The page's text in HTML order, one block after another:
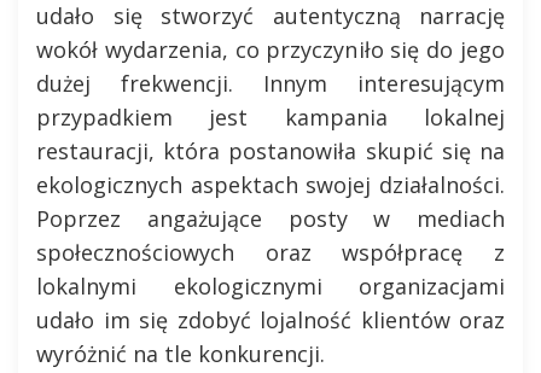
udało się stworzyć autentyczną narrację
wokół wydarzenia, co przyczyniło się do jego
dużej frekwencji. Innym interesującym
przypadkiem jest kampania lokalnej
restauracji, która postanowiła skupić się na
ekologicznych aspektach swojej działalności.
Poprzez angażujące posty w mediach
społecznościowych oraz współpracę z
lokalnymi ekologicznymi organizacjami
udało im się zdobyć lojalność klientów oraz
wyróżnić na tle konkurencji.